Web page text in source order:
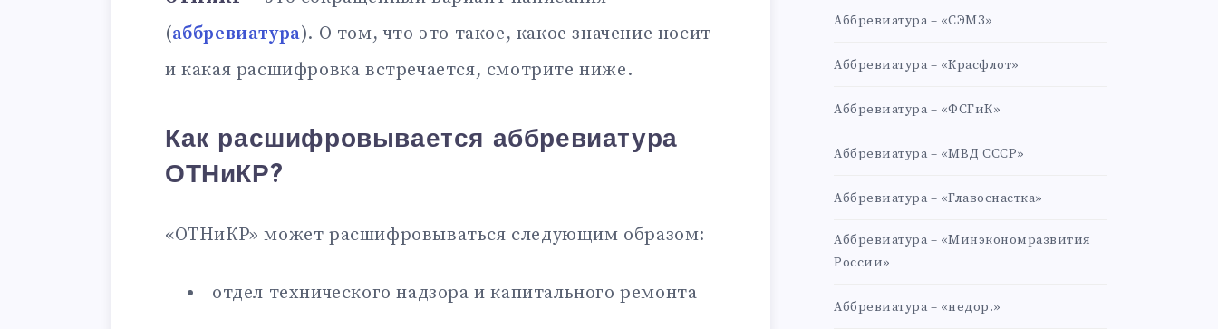
(аббревиатура). О том, что это такое, какое значение носит
и какая расшифровка встречается, смотрите ниже.
Как расшифровывается аббревиатура
ОТНиКР?
«ОТНиКР» может расшифровываться следующим образом:
отдел технического надзора и капитального ремонта
Аббревиатура – «СЭМЗ»
Аббревиатура – «Красфлот»
Аббревиатура – «ФСГиК»
Аббревиатура – «МВД СССР»
Аббревиатура – «Главоснастка»
Аббревиатура – «Минэкономразвития
России»
Аббревиатура – «недор.»